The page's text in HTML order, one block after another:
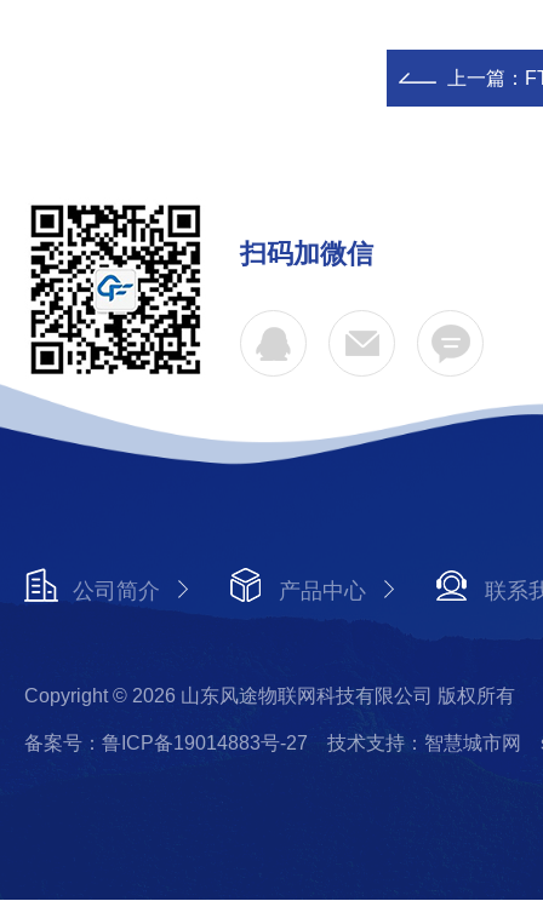
上一篇：
扫码加微信
公司简介 产品中心 联系
Copyright © 2026 山东风途物联网科技有限公司 版权所有
备案号：鲁ICP备19014883号-27 技术支持：智慧城市网